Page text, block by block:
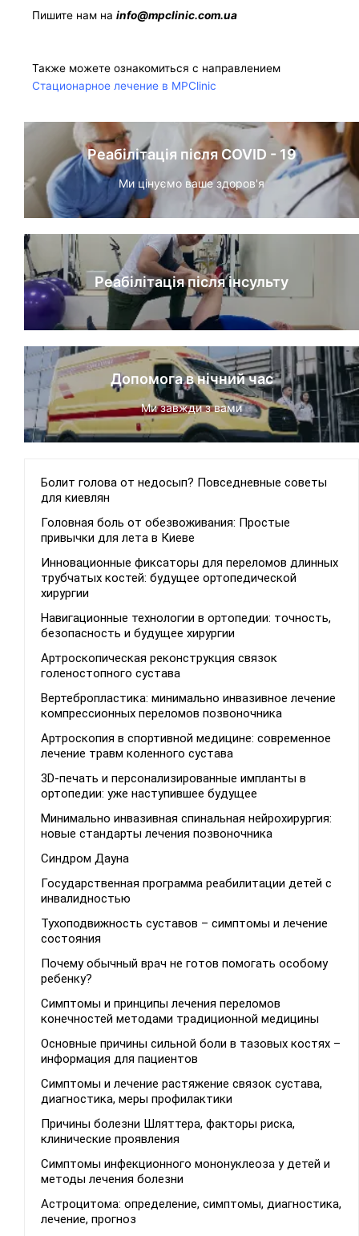
Пишите нам на info@mpclinic.com.ua
Также можете ознакомиться с направлением
Стационарное лечение в MPClinic
Реабілітація після COVID - 19
Ми цінуємо ваше здоров'я
Реабілітація після інсульту
Допомога в нічний час
Ми завжди з вами
Болит голова от недосып? Повседневные советы
для киевлян
Головная боль от обезвоживания: Простые
привычки для лета в Киеве
Инновационные фиксаторы для переломов длинных
трубчатых костей: будущее ортопедической
хирургии
Навигационные технологии в ортопедии: точность,
безопасность и будущее хирургии
Артроскопическая реконструкция связок
голеностопного сустава
Вертебропластика: минимально инвазивное лечение
компрессионных переломов позвоночника
Артроскопия в спортивной медицине: современное
лечение травм коленного сустава
3D-печать и персонализированные импланты в
ортопедии: уже наступившее будущее
Минимально инвазивная спинальная нейрохирургия:
новые стандарты лечения позвоночника
Синдром Дауна
Государственная программа реабилитации детей с
инвалидностью
Тухоподвижность суставов – симптомы и лечение
состояния
Почему обычный врач не готов помогать особому
ребенку?
Симптомы и принципы лечения переломов
конечностей методами традиционной медицины
Основные причины сильной боли в тазовых костях –
информация для пациентов
Симптомы и лечение растяжение связок сустава,
диагностика, меры профилактики
Причины болезни Шляттера, факторы риска,
клинические проявления
Симптомы инфекционного мононуклеоза у детей и
методы лечения болезни
Астроцитома: определение, симптомы, диагностика,
лечение, прогноз